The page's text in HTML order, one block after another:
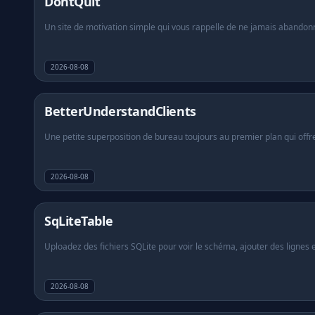
À propos
Un site de motivation simple qui vous rappelle de ne jamais
2026-08-08
BetterUnderstandClients
Une petite superposition de bureau toujours au premier plan qui
2026-08-08
SqLiteTable
Uploadez des fichiers SQLite pour voir le schéma, ajouter des
2026-08-08